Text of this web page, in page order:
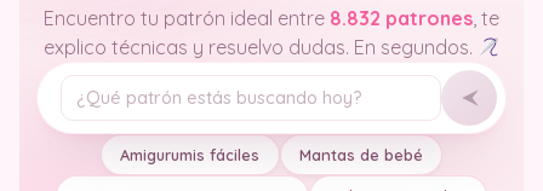
Encuentro tu patrón ideal entre 8.832 patrones , te
explico técnicas y resuelvo dudas. En segundos.
Tu pregunta
Amigurumis fáciles Mantas de bebé